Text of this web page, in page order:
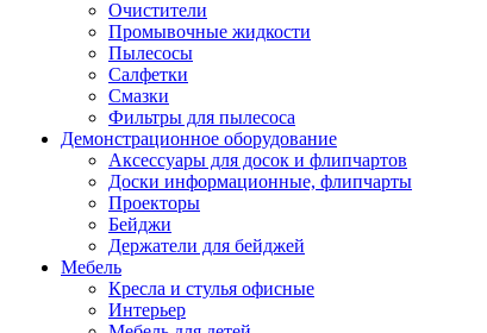
Очистители
Промывочные жидкости
Пылесосы
Салфетки
Смазки
Фильтры для пылесоса
Демонстрационное оборудование
Аксессуары для досок и флипчартов
Доски информационные, флипчарты
Проекторы
Бейджи
Держатели для бейджей
Мебель
Кресла и стулья офисные
Интерьер